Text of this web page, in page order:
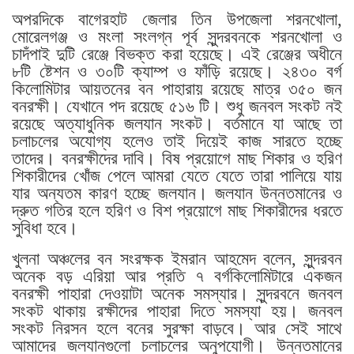
অপরদিকে বাগেরহাট জেলার তিন উপজেলা শরনখোলা,
মোরেলগঞ্জ ও মংলা সংলগ্ন পূর্ব সুন্দরবনকে শরনখোলা ও
চাদঁপাই দুটি রেঞ্জে বিভক্ত করা হয়েছে। এই রেঞ্জের অধীনে
৮টি ষ্টেশন ও ৩০টি ক্যাম্প ও ফাঁড়ি রয়েছে। ২৪৩০ বর্গ
কিলোমিটার আয়তনের বন পাহারায় রয়েছে মাত্র ৩৫০ জন
বনরক্ষী। যেখানে পদ রয়েছে ৫১৬ টি। শুধু জনবল সংকট নই
রয়েছে অত্যাধুনিক জলযান সংকট। বর্তমানে যা আছে তা
চলাচলের অযোগ্য হলেও তাই দিয়েই কাজ সারতে হচ্ছে
তাদের। বনরক্ষীদের দাবি। বিষ প্রয়োগে মাছ শিকার ও হরিণ
শিকারীদের খোঁজ পেলে আমরা যেতে যেতে তারা পালিয়ে যায়
যার অন্যতম কারণ হচ্ছে জলযান। জলযান উন্নতমানের ও
দ্রুত গতির হলে হরিণ ও বিশ প্রয়োগে মাছ শিকারীদের ধরতে
সুবিধা হবে।
খুলনা অঞ্চলের বন সংরক্ষক ইমরান আহমেদ ‌বলেন, সুন্দরবন
অনেক বড় এরিয়া আর প্রতি ৭ বর্গকিলোমিটারে একজন
বনরক্ষী পাহারা দেওয়াটা অনেক সমস্যার। সুন্দরবনে জনবল
সংকট থাকায় রক্ষীদের পাহারা দিতে সমস্যা হয়। জনবল
সংকট নিরসন হলে বনের সুরক্ষা বাড়বে। আর সেই সাথে
আমাদের জলযানগুলো চলাচলের অনুপযোগী। উন্নতমানের